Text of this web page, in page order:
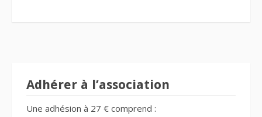
Adhérer à l’association
Une adhésion à 27 € comprend :